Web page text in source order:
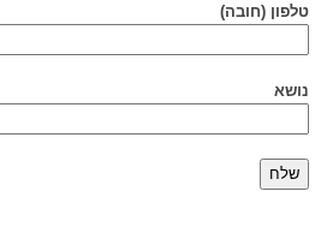
טלפון (חובה)
נושא